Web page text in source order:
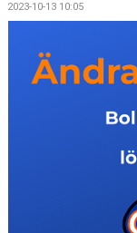
MATCHER
2023-10-13 10:05